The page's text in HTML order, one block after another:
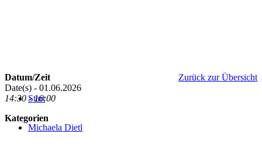
Start
Michaela Dietl
Zurück zur Übersicht
Datum/Zeit
Date(s) - 01.06.2026
14:30 - 16:00
Kategorien